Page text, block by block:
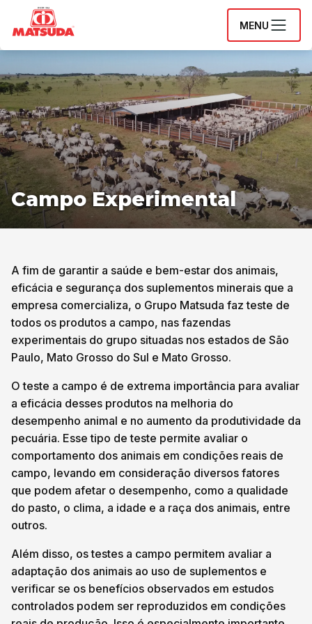
MENU
Campo Experimental
A fim de garantir a saúde e bem-estar dos animais,
eficácia e segurança dos suplementos minerais que a
empresa comercializa, o Grupo Matsuda faz teste de
todos os produtos a campo, nas fazendas
experimentais do grupo situadas nos estados de São
Paulo, Mato Grosso do Sul e Mato Grosso.
O teste a campo é de extrema importância para avaliar
a eficácia desses produtos na melhoria do
desempenho animal e no aumento da produtividade da
pecuária. Esse tipo de teste permite avaliar o
comportamento dos animais em condições reais de
campo, levando em consideração diversos fatores
que podem afetar o desempenho, como a qualidade
do pasto, o clima, a idade e a raça dos animais, entre
outros.
Além disso, os testes a campo permitem avaliar a
adaptação dos animais ao uso de suplementos e
verificar se os benefícios observados em estudos
controlados podem ser reproduzidos em condições